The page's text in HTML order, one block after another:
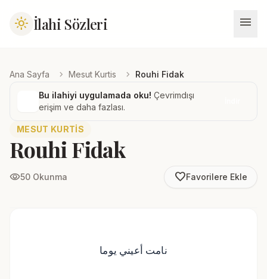
light_mode İlahi Sözleri menu
Ana Sayfa chevron_right Mesut Kurtis chevron_right Rouhi Fidak
Bu ilahiyi uygulamada oku! Çevrimdışı
erişim ve daha fazlası.
MESUT KURTIS
Rouhi Fidak
visibility50 Okunma favorite_borderFavorilere Ekle
نامت أعيني يوما